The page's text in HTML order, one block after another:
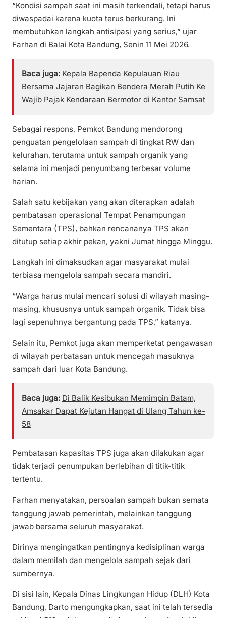
“Kondisi sampah saat ini masih terkendali, tetapi harus
diwaspadai karena kuota terus berkurang. Ini
membutuhkan langkah antisipasi yang serius,” ujar
Farhan di Balai Kota Bandung, Senin 11 Mei 2026.
Baca juga: Kepala Bapenda Kepulauan Riau
Bersama Jajaran Bagikan Bendera Merah Putih Ke
Wajib Pajak Kendaraan Bermotor di Kantor Samsat
Sebagai respons, Pemkot Bandung mendorong
penguatan pengelolaan sampah di tingkat RW dan
kelurahan, terutama untuk sampah organik yang
selama ini menjadi penyumbang terbesar volume
harian.
Salah satu kebijakan yang akan diterapkan adalah
pembatasan operasional Tempat Penampungan
Sementara (TPS), bahkan rencananya TPS akan
ditutup setiap akhir pekan, yakni Jumat hingga Minggu.
Langkah ini dimaksudkan agar masyarakat mulai
terbiasa mengelola sampah secara mandiri.
“Warga harus mulai mencari solusi di wilayah masing-
masing, khususnya untuk sampah organik. Tidak bisa
lagi sepenuhnya bergantung pada TPS,” katanya.
Selain itu, Pemkot juga akan memperketat pengawasan
di wilayah perbatasan untuk mencegah masuknya
sampah dari luar Kota Bandung.
Baca juga: Di Balik Kesibukan Memimpin Batam,
Amsakar Dapat Kejutan Hangat di Ulang Tahun ke-
58
Pembatasan kapasitas TPS juga akan dilakukan agar
tidak terjadi penumpukan berlebihan di titik-titik
tertentu.
Farhan menyatakan, persoalan sampah bukan semata
tanggung jawab pemerintah, melainkan tanggung
jawab bersama seluruh masyarakat.
Dirinya mengingatkan pentingnya kedisiplinan warga
dalam memilah dan mengelola sampah sejak dari
sumbernya.
Di sisi lain, Kepala Dinas Lingkungan Hidup (DLH) Kota
Bandung, Darto mengungkapkan, saat ini telah tersedia